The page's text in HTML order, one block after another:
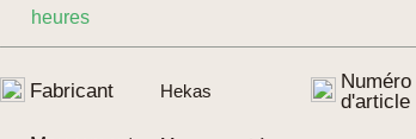
heures
Fabricant Hekas
Numéro
d'article